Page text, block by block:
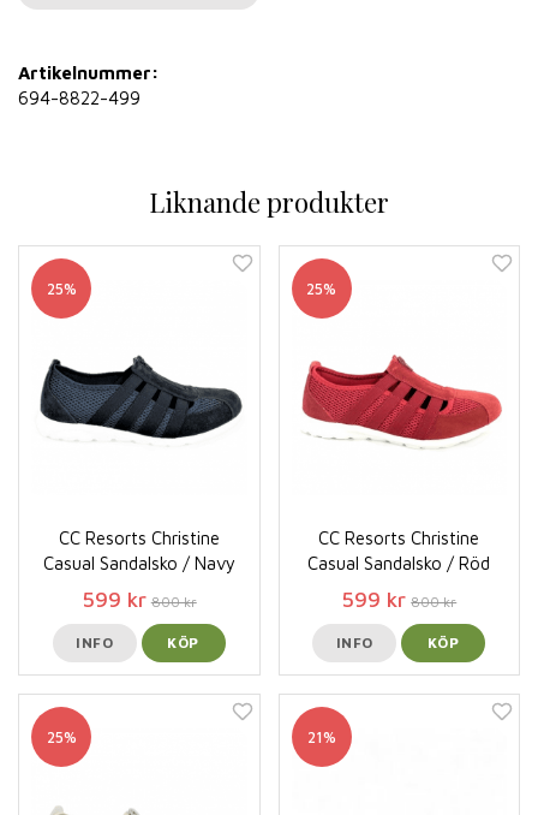
Artikelnummer:
694-8822-499
Liknande produkter
25%
CC Resorts Christine
Casual Sandalsko / Navy
599 kr 800 kr
INFO KÖP
25%
CC Resorts Christine
Casual Sandalsko / Röd
599 kr 800 kr
INFO KÖP
25% 21%